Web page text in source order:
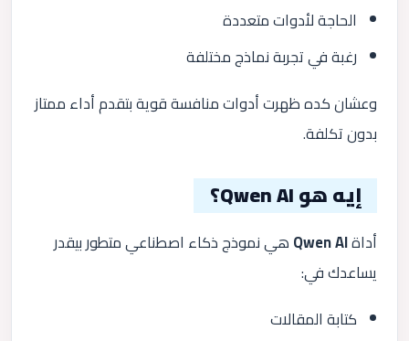
الحاجة لأدوات متعددة
رغبة في تجربة نماذج مختلفة
وعشان كده ظهرت أدوات منافسة قوية بتقدم أداء ممتاز
بدون تكلفة.
إيه هو Qwen AI؟
أداةQwen AI هي نموذج ذكاء اصطناعي متطور بيقدر
يساعدك في:
كتابة المقالات